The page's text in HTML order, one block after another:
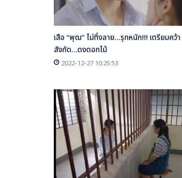
เสือ “พุฒ” ไม่ทิ้งลาย...รุกหนัก!!! เตรียมคว้า
สังกัด...ดงดอกไม้
2022-12-27 10:25:53